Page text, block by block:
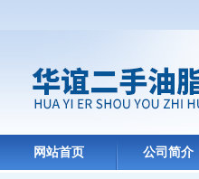
网站首页 公司简介